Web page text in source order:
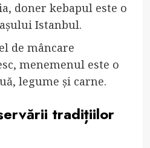
doner kebapul este o
Istanbul.
de mâncare
menemenul este o
legume și carne.
tradițiilor